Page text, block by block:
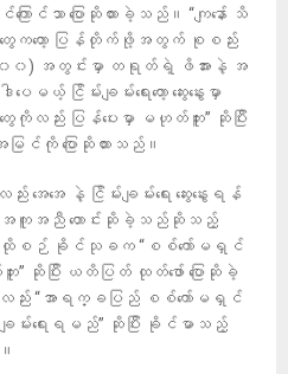
ာင်သာ ပြောဆိုထားခဲ့သည်။ “ကျနော် သိ
တွေကတော့ ပြန်တိုက်ဖို့အတွက် စုစည်း
၁၀၀) အတွင်းမှာ တရုတ်ရဲ့ ဖိအားနဲ့ အ
ငြိမ်းချမ်းရေးတော့ ဆွေးနွေးမှာ
လည်း ပြန်ပေးမှာ မဟုတ်ဘူး” ဆိုပြီး
ြင်ကို ပြောဆိုထားသည်။
နဲ့ ငြိမ်းချမ်းရေး ဆွေးနွေးရန်
ကူအညီ တောင်းဆိုခဲ့သည်ဆိုသည့်
ထိုစဉ် ခိုင်သုခက “စစ်ကော်မရှင်
ဘူး” ဆိုပြီး ယတိပြတ် ထုတ်ဖော် ပြောဆိုခဲ့
လည်း “အာရက္ခပြည် စစ်ကော်မရှင်
ျမ်းရေးရမည်” ဆိုပြီး ခိုင်မာသည့်